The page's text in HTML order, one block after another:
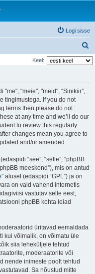
Logi sisse
t
Keel:
"me", "meie", "meid", “Sinikiir”,
tingimustega. If you do not
terms then please do not
at any time and we’ll do our
to review this regularly
changes mean you agree to
and/or amended.
“see”, “selle”, “phpBB
meeskond”), mis on antud
” alusel (edaspidi “GPL”) ja on
on vaid vahend internetis
vastutav selle eest,
phpBB kohta leiad
üritavad eemaldada
kui võimalik, on võimatu üle
siia leheküljele tehtud
moderaatorite või
nende inimeste poolt tehtud
Sa nõustud mitte